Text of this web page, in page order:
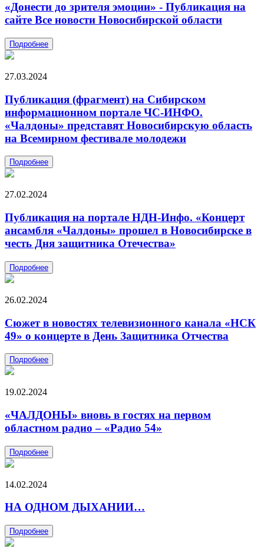
«Донести до зрителя эмоции» - Публикация на
сайте Все новости Новосибирской области
Подробнее
27.03.2024
Публикация (фрагмент) на Сибирском
информационном портале ЧС-ИНФО.
«Чалдоны» представят Новосибирскую область
на Всемирном фестивале молодежи
Подробнее
27.02.2024
Публикация на портале НДН-Инфо. «Концерт
ансамбля «Чалдоны» прошел в Новосибирске в
честь Дня защитника Отечества»
Подробнее
26.02.2024
Сюжет в новостях телевизионного канала «НСК
49» о концерте в День Защитника Отчества
Подробнее
19.02.2024
«ЧАЛДОНЫ» вновь в гостях на первом
областном радио – «Радио 54»
Подробнее
14.02.2024
НА ОДНОМ ДЫХАНИИ…
Подробнее